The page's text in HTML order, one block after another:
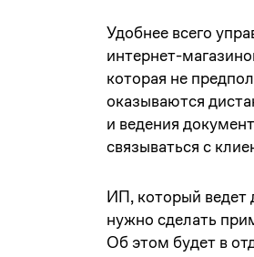
Удобнее всего
интернет-
которая не
оказываются
и ведения
связываться с
ИП, который ведет
нужно сделать
Об этом будет в